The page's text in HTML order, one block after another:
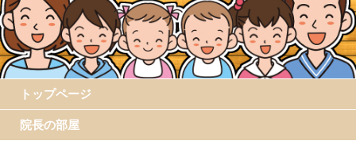
トップページ
院長の部屋